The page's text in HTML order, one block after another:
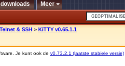
downloads Meer
Telnet & SSH > KiTTY v0.65.1.1
Je kunt ook de v0.73.2.1 (laatste stabiele versie)